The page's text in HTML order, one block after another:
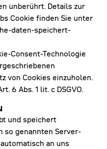
unberührt. Details zur
Cookie finden Sie unter
daten-speichert-
Consent-Technologie
von Cookies einzuholen.
6 Abs. 1 lit. c DSGVO.
und speichert
so genannten Server-
an uns